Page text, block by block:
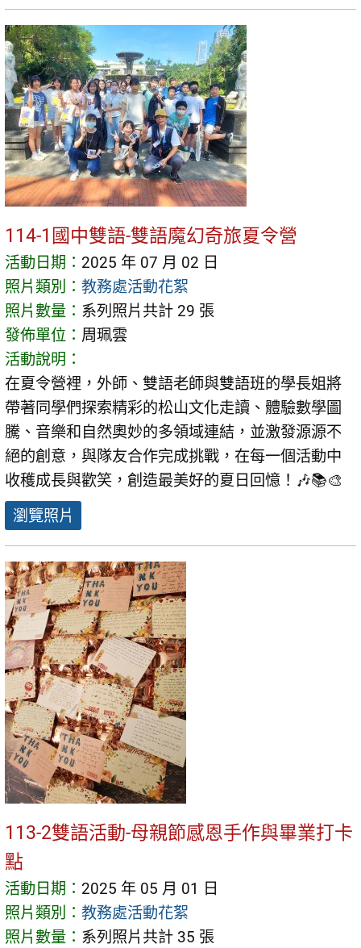
114-1國中雙語-雙語魔幻奇旅夏令營
活動日期： 2025 年 07 月 02 日
照片類別： 教務處活動花絮
照片數量： 系列照片共計 29 張
發佈單位： 周珮雲
活動說明：
在夏令營裡，外師、雙語老師與雙語班的學長姐將
帶著同學們探索精彩的松山文化走讀、體驗數學圖
騰、音樂和自然奧妙的多領域連結，並激發源源不
絕的創意，與隊友合作完成挑戰，在每一個活動中
收穫成長與歡笑，創造最美好的夏日回憶！🎶📚🎨
瀏覽照片
113-2雙語活動-母親節感恩手作與畢業打卡
點
活動日期： 2025 年 05 月 01 日
照片類別： 教務處活動花絮
照片數量： 系列照片共計 35 張